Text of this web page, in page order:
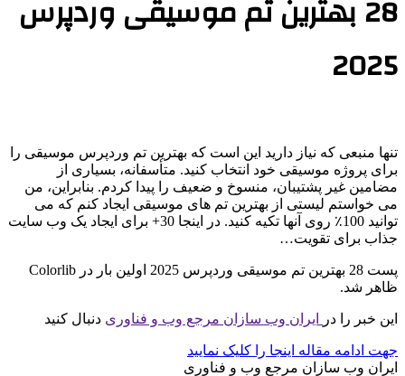
28 بهترین تم موسیقی وردپرس
2025
تنها منبعی که نیاز دارید این است که بهترین تم وردپرس موسیقی را
برای پروژه موسیقی خود انتخاب کنید. متأسفانه، بسیاری از
مضامین غیر پشتیبان، منسوخ و ضعیف را پیدا کردم. بنابراین، من
می خواستم لیستی از بهترین تم های موسیقی ایجاد کنم که می
توانید 100٪ روی آنها تکیه کنید. در اینجا 30+ برای ایجاد یک وب سایت
جذاب برای تقویت…
پست 28 بهترین تم موسیقی وردپرس 2025 اولین بار در Colorlib
ظاهر شد.
این خبر را در ایران وب سازان مرجع وب و فناوری دنبال کنید
جهت ادامه مقاله اینجا را کلیک نمایید
ایران وب سازان مرجع وب و فناوری